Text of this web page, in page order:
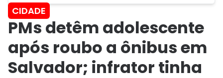
CIDADE
PMs detêm adolescente
após roubo a ônibus em
Salvador; infrator tinha